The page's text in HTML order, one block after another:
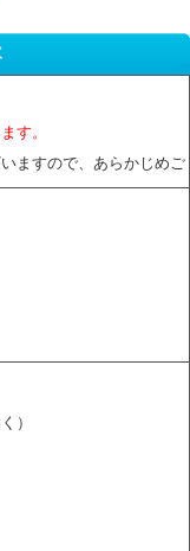
す。
ますので、あらかじめご
）